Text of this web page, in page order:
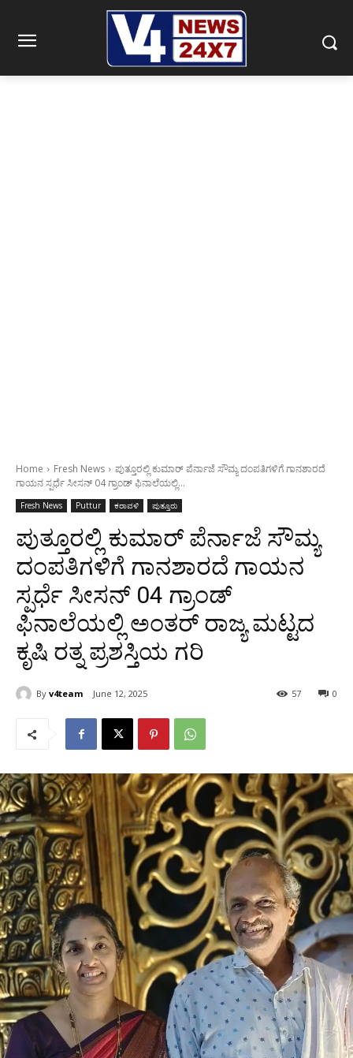
Home Fresh News
ಪುತ್ತೂರಲ್ಲಿ ಕುಮಾರ್ ಪೆರ್ನಾಜೆ ಸೌಮ್ಯ ದಂಪತಿಗಳಿಗೆ ಗಾನಶಾರದೆ
ಗಾಯನ ಸ್ಪರ್ಧೆ ಸೀಸನ್ 04 ಗ್ರಾಂಡ್ ಫಿನಾಲೆಯಲ್ಲಿ...
Fresh News Puttur ಕರಾವಳಿ ಪುತ್ತೂರು
ಪುತ್ತೂರಲ್ಲಿ ಕುಮಾರ್ ಪೆರ್ನಾಜೆ ಸೌಮ್ಯ
ದಂಪತಿಗಳಿಗೆ ಗಾನಶಾರದೆ ಗಾಯನ
ಸ್ಪರ್ಧೆ ಸೀಸನ್ 04 ಗ್ರಾಂಡ್
ಫಿನಾಲೆಯಲ್ಲಿ ಅಂತರ್ ರಾಜ್ಯ ಮಟ್ಟದ
ಕೃಷಿ ರತ್ನ ಪ್ರಶಸ್ತಿಯ ಗರಿ
By v4team June 12, 2025 0
57